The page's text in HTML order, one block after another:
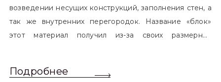
возведении несущих конструкций, заполнения стен, а
так же внутренних перегородок. Название «блок»
этот материал получил из-за своих размерных
обычный одинарный кирпич. Размер блоков различен
Подробнее